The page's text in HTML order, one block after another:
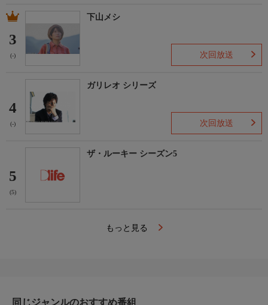
3
(-)
下山メシ
次回放送
4
(-)
ガリレオ シリーズ
次回放送
5
(5)
ザ・ルーキー シーズン5
もっと見る
同じジャンルのおすすめ番組